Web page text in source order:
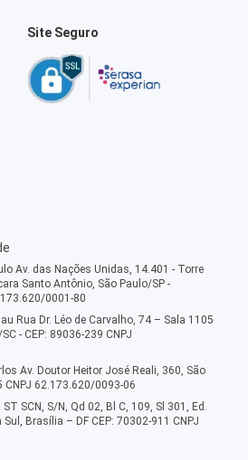
Site Seguro
Av. das Nações Unidas, 14.401 - Torre
Santo Antônio, São Paulo/SP -
0001-80
Rua Dr. Léo de Carvalho, 74 – Sala 1105
- CEP: 89036-239 CNPJ
Av. Doutor Heitor José Reali, 360, São
CNPJ 62.173.620/0093-06
SCN, S/N, Qd 02, Bl C, 109, Sl 301, Ed.
Brasília – DF CEP: 70302-911 CNPJ